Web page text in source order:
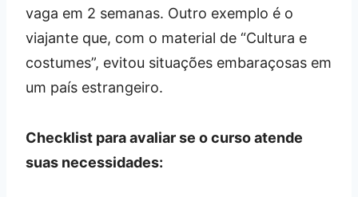
vaga em 2 semanas. Outro exemplo é o
viajante que, com o material de “Cultura e
costumes”, evitou situações embaraçosas em
um país estrangeiro.
Checklist para avaliar se o curso atende
suas necessidades: